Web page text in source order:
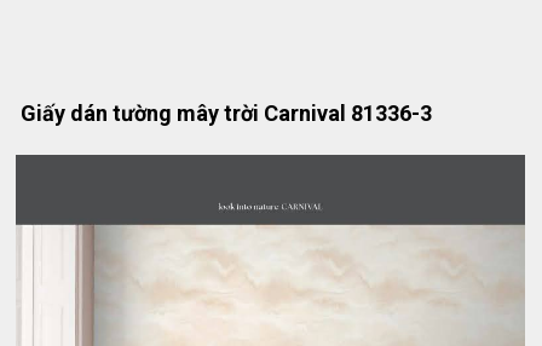
Giấy dán tường mây trời Carnival 81336-3